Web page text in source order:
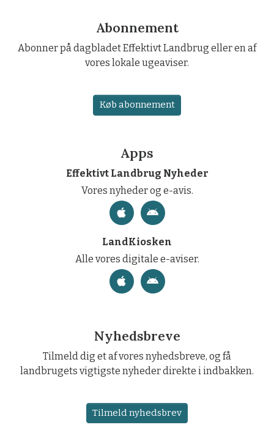
Abonnement
Abonner på dagbladet Effektivt Landbrug eller en af
vores lokale ugeaviser.
Køb abonnement
Apps
Effektivt Landbrug Nyheder
Vores nyheder og e-avis.
LandKiosken
Alle vores digitale e-aviser.
Nyhedsbreve
Tilmeld dig et af vores nyhedsbreve, og få
landbrugets vigtigste nyheder direkte i indbakken.
Tilmeld nyhedsbrev